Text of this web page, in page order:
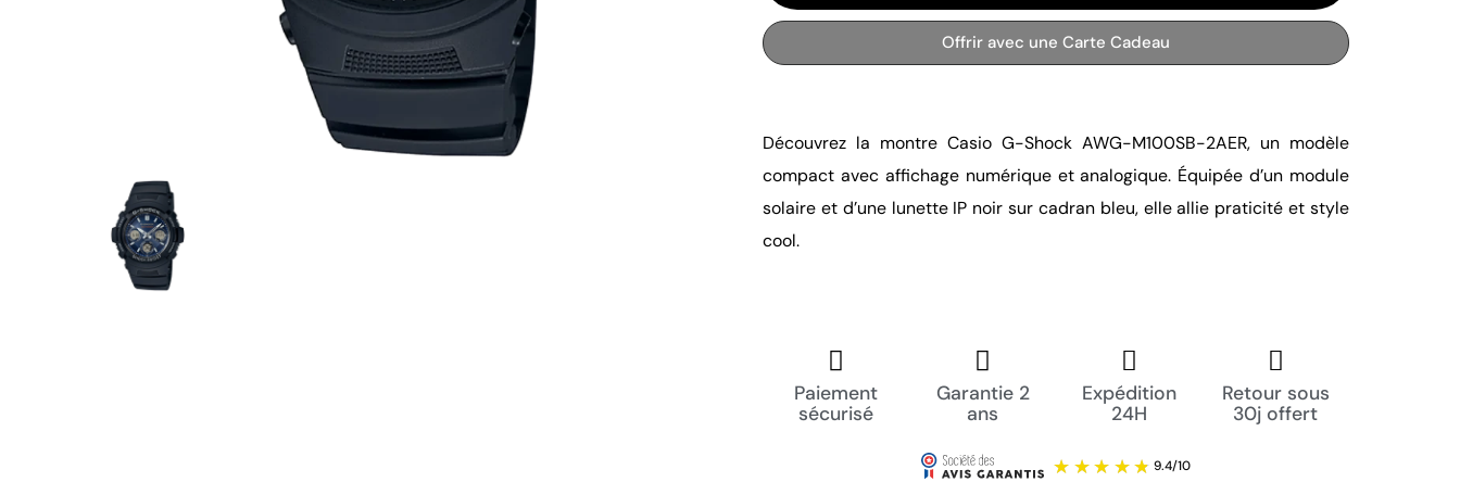
Offrir avec une Carte Cadeau
Découvrez la montre Casio G-Shock AWG-M100SB-2AER, un modèle
compact avec affichage numérique et analogique. Équipée d’un module
solaire et d’une lunette IP noir sur cadran bleu, elle allie praticité et style
cool.
Paiement
sécurisé
Garantie 2
ans
Expédition
24H
Retour sous
30j offert